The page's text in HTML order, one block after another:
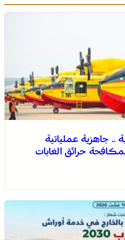
.. جاهزية عملياتية
حرائق الغابات